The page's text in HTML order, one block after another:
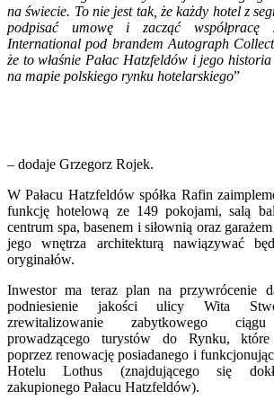
na świecie. To nie jest tak, że każdy hotel z
podpisać umowę i zacząć
International pod brandem Autograph
że to właśnie Pałac Hatzfeldów i jego
na mapie polskiego rynku hotelarskiego”
– dodaje Grzegorz Rojek.
W Pałacu Hatzfeldów spółka Rafin
funkcję hotelową ze 149 pokojami, salą
centrum spa, basenem i siłownią oraz
jego wnętrza architekturą nawiązywać
oryginałów.
Inwestor ma teraz plan na przywrócenie
podniesienie jakości ulicy Wita
zrewitalizowanie zabytkowego ciągu
prowadzącego turystów do Rynku, które
poprzez renowację posiadanego i
Hotelu Lothus (znajdującego się
zakupionego Pałacu Hatzfeldów).